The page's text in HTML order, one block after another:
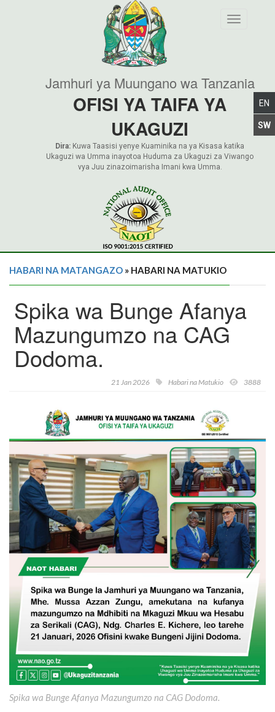
Toggle
Jamhuri ya Muungano wa Tanzania
OFISI YA TAIFA YA
UKAGUZI
Dira: Kuwa Taasisi yenye Kuaminika na ya Kisasa katika
Ukaguzi wa Umma inayotoa Huduma za Ukaguzi za Viwango
vya Juu zinazoimarisha Imani kwa Umma.
HABARI NA MATANGAZO » HABARI NA MATUKIO
Spika wa Bunge Afanya
Mazungumzo na CAG
Dodoma.
21 Jan 2026 Habari na Matukio 3888
Spika wa Bunge Afanya Mazungumzo na CAG Dodoma.